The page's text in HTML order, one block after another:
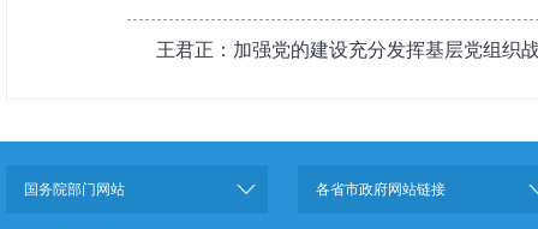
王君正：加强党的建设充分发挥基层党组织
国务院部门网站 各省市政府网站链接